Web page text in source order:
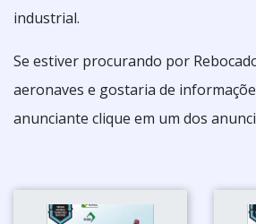
industrial.
Se estiver procurando por
aeronaves e gostaria de
anunciante clique em um dos